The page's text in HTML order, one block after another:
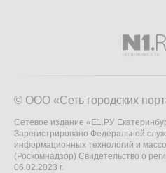
© ООО «Сеть городских
Сетевое издание «Е1.РУ
Зарегистрировано Федеральной
информационных технологий и
(Роскомнадзор) Свидетельство о
06.02.2023 г.